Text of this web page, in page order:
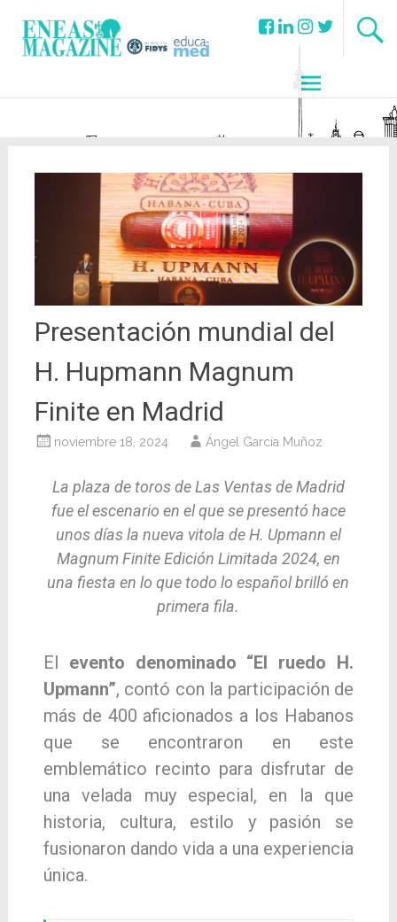
Presentación mundial del
H. Hupmann Magnum
Finite en Madrid
noviembre 18, 2024 Ángel García Muñoz
La plaza de toros de Las Ventas de Madrid
fue el escenario en el que se presentó hace
unos días la nueva vitola de H. Upmann el
Magnum Finite Edición Limitada 2024, en
una fiesta en lo que todo lo español brilló en
primera fila.
El evento denominado “El ruedo H.
Upmann”, contó con la participación de
más de 400 aficionados a los Habanos
que se encontraron en este
emblemático recinto para disfrutar de
una velada muy especial, en la que
historia, cultura, estilo y pasión se
fusionaron dando vida a una experiencia
única.